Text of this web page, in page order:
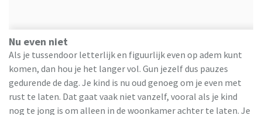
Nu even niet
Als je tussendoor letterlijk en figuurlijk even op adem kunt
komen, dan hou je het langer vol. Gun jezelf dus pauzes
gedurende de dag. Je kind is nu oud genoeg om je even met
rust te laten. Dat gaat vaak niet vanzelf, vooral als je kind
nog te jong is om alleen in de woonkamer achter te laten. Je